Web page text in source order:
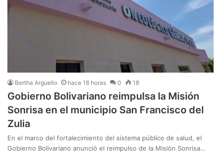
Bertha Arguello hace 18 horas 0 18
Gobierno Bolivariano reimpulsa la Misión
Sonrisa en el municipio San Francisco del
Zulia
En el marco del fortalecimiento del sistema público de salud, el
Gobierno Bolivariano anunció el reimpulso de la Misión Sonrisa…